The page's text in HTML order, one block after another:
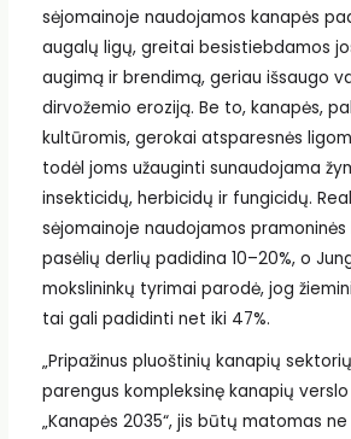
sėjomainoje naudojamos kanapės
augalų ligų, greitai besistiebdamos
augimą ir brendimą, geriau išsaugo
dirvožemio eroziją. Be to, kanapės,
kultūromis, gerokai atsparesnės
todėl joms užauginti sunaudojama
insekticidų, herbicidų ir fungicidų.
sėjomainoje naudojamos
pasėlių derlių padidina 10–20%, o
mokslininkų tyrimai parodė, jog
tai gali padidinti net iki 47%.
„Pripažinus pluoštinių kanapių
parengus kompleksinę kanapių
„Kanapės 2035“, jis būtų matomas